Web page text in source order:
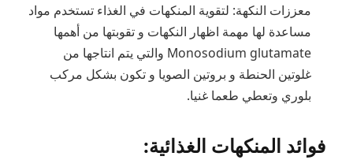
معززات النكهة: لتقوية المنكهات في الغذاء تستخدم مواد
مساعدة لها مهمة اظهار النكهات و تقوبتها من أهمها
Monosodium glutamate والتي يتم انتاجها من
غلوتين الحنطة و بروتين الصويا و تكون بشكل مركب
بلوري وتعطي طعما غنيا.
فوائد المنكهات الغذائية: